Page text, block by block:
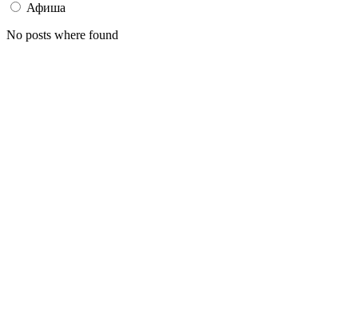
Афиша
No posts where found